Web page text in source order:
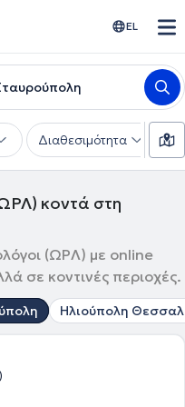
EL
Διαθεσιμότητα
κοντά στη
(ΩΡΛ) με online
σε κοντινές περιοχές.
Ηλιούπολη